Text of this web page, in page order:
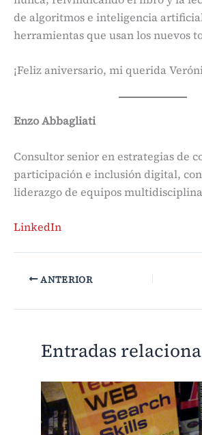
de algoritmos e inteligencia
herramientas que usan los nuevos
¡Feliz aniversario, mi querida
Enzo Abbagliati
Consultor senior en estrategias de
participación e inclusión digital,
liderazgo de equipos
LinkedIn
ANTERIOR
Entradas